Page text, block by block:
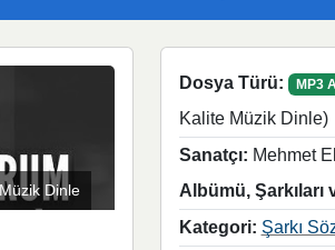
Dinle
Dosya Türü: MP3
Kalite Müzik Dinle)
Sanatçı: Mehmet
Albümü, Şarkıları
Kategori: Şarkı